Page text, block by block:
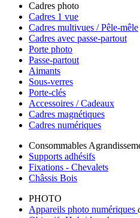
Cadres photo
Cadres 1 vue
Cadres multivues / Pêle-mêle
Cadres avec passe-partout
Porte photo
Passe-partout
Aimants
Sous-verres
Porte-clés
Accessoires / Cadeaux
Cadres magnétiques
Cadres numériques
Consommables
Supports adhésifs
Fixations - Chevalets
Châssis Bois
PHOTO
Appareils photo numériques